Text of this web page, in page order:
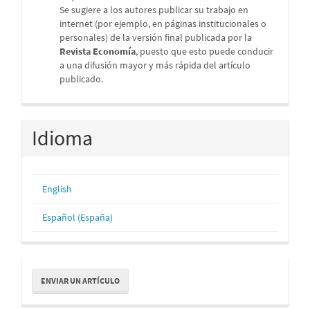
Se sugiere a los autores publicar su trabajo en
internet (por ejemplo, en páginas institucionales o
personales) de la versión final publicada por la
Revista Economía, puesto que esto puede conducir
a una difusión mayor y más rápida del artículo
publicado.
Idioma
English
Español (España)
Enviar
unENVIAR UN ARTÍCULO